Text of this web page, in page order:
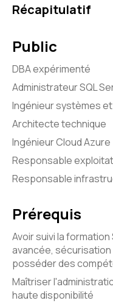
Récapitulatif
Public
DBA expérimenté
Administrateur SQL
Ingénieur systèmes
Architecte technique
Ingénieur Cloud Azure
Responsable
Responsable
Prérequis
Avoir suivi la
avancée,
posséder des
Maîtriser
haute disponibilité